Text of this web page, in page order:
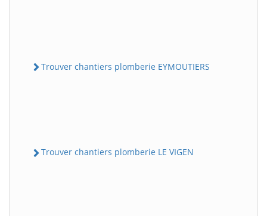
Trouver chantiers plomberie EYMOUTIERS
Trouver chantiers plomberie LE VIGEN